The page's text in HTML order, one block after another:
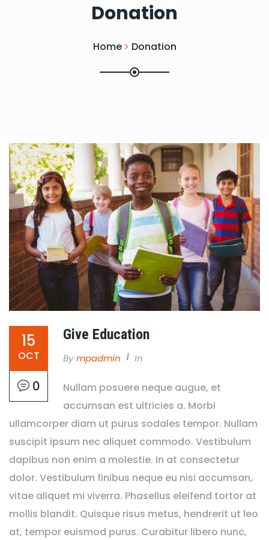
Donation
Home Donation
15
OCT
0
Give Education
By Mpadmin In
Nullam posuere neque augue, et
accumsan est ultricies a. Morbi
ullamcorper diam ut purus sodales tempor. Nullam
suscipit ipsum nec aliquet commodo. Vestibulum
dapibus non enim a molestie. In at consectetur
dolor. Vestibulum finibus neque eu nisi accumsan,
vitae aliquet mi viverra. Phasellus eleifend tortor at
mollis blandit. Quisque risus metus, hendrerit ut leo
at, tempor euismod purus. Curabitur libero nunc,